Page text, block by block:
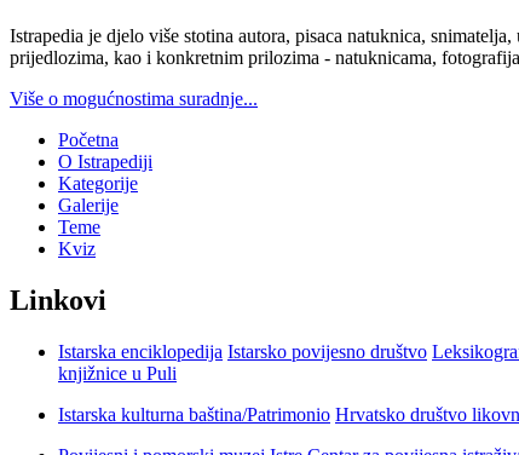
Istrapedia je djelo više stotina autora, pisaca natuknica,
prijedlozima, kao i konkretnim prilozima - natuknicama,
Više o mogućnostima suradnje...
Početna
O Istrapediji
Kategorije
Galerije
Teme
Kviz
Linkovi
Istarska enciklopedija Istarsko povijesno društvo
knjižnice u Puli
Istarska kulturna baština/Patrimonio Hrvatsko društvo